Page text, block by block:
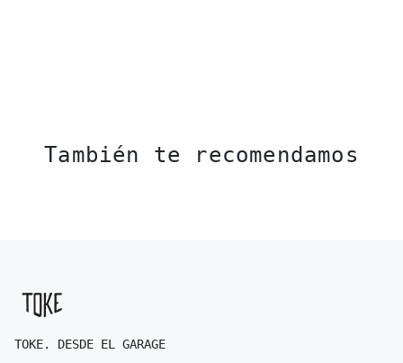
También te recomendamos
TOKE. DESDE EL GARAGE